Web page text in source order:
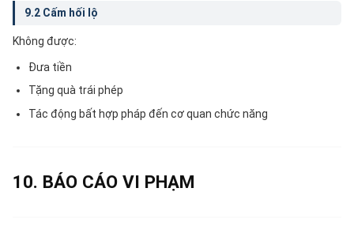
9.2 Cấm hối lộ
Không được:
Đưa tiền
Tặng quà trái phép
Tác động bất hợp pháp đến cơ quan chức năng
10. BÁO CÁO VI PHẠM